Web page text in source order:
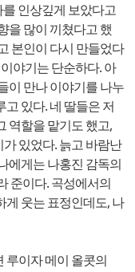
인상깊게 보았다고
을 많이 끼쳤다고 했
본인이 다시 만들었다
야기는 단순하다. 아
이 만나 이야기를 나누
있다. 네 딸들은 저
역할을 맡기도 했고,
있었다. 늙고 바람난
에게는 나홍진 감독의
준이다. 곡성에서의
게 웃는 표정인데도, 나
루이자 메이 올콧의